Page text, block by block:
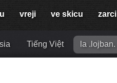
vreji ve skicu zarci
Tiếng Việt la .lojban.